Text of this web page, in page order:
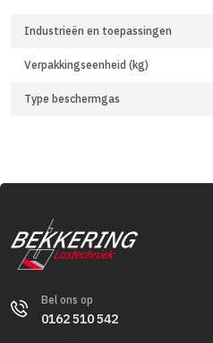
Industrieën en toepassingen
Verpakkingseenheid (kg)
Type beschermgas
Bel ons op
0162 510 542